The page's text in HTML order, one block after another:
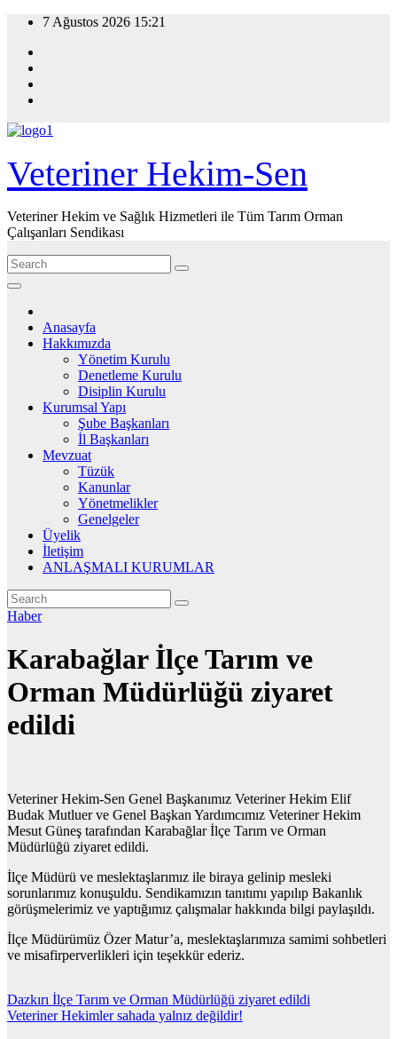
Skip
content
7 Ağustos 2026 15:21
Veteriner Hekim-Sen
Veteriner Hekim ve Sağlık Hizmetleri ile Tüm Tarım Orman
Çalışanları Sendikası
Anasayfa
Hakkımızda
Yönetim Kurulu
Denetleme Kurulu
Disiplin Kurulu
Kurumsal Yapı
Şube Başkanları
İl Başkanları
Mevzuat
Tüzük
Kanunlar
Yönetmelikler
Genelgeler
Üyelik
İletişim
ANLAŞMALI KURUMLAR
Haber
Karabağlar İlçe Tarım ve
Orman Müdürlüğü ziyaret
edildi
Veteriner Hekim-Sen Genel Başkanımız Veteriner Hekim Elif
Budak Mutluer ve Genel Başkan Yardımcımız Veteriner Hekim
Mesut Güneş tarafından Karabağlar İlçe Tarım ve Orman
Müdürlüğü ziyaret edildi.
İlçe Müdürü ve meslektaşlarımız ile biraya gelinip mesleki
sorunlarımız konuşuldu. Sendikamızın tanıtımı yapılıp Bakanlık
görüşmelerimiz ve yaptığımız çalışmalar hakkında bilgi paylaşıldı.
İlçe Müdürümüz Özer Matur’a, meslektaşlarımıza samimi sohbetleri
ve misafirperverlikleri için teşekkür ederiz.
Yazı
gezinmesi
Dazkırı İlçe Tarım ve Orman Müdürlüğü ziyaret edildi
Veteriner Hekimler sahada yalnız değildir!